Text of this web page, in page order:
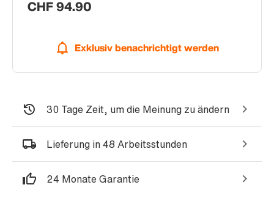
CHF 94.90
Exklusiv benachrichtigt werden
30 Tage Zeit, um die Meinung zu ändern
Lieferung in 48 Arbeitsstunden
24 Monate Garantie